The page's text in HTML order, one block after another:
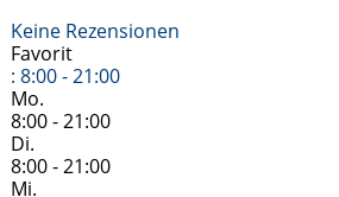
Keine Rezensionen
Favorit
:8:00 - 21:00
Mo.
8:00 - 21:00
Di.
8:00 - 21:00
Mi.